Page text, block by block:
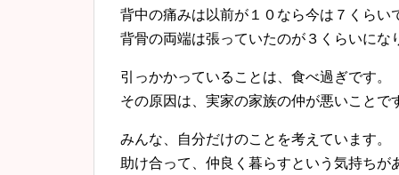
背中の痛みは以前が１０なら今は７くらい
背骨の両端は張っていたのが３くらいにな
引っかかっていることは、食べ過ぎです。
その原因は、実家の家族の仲が悪いことで
みんな、自分だけのことを考えています。
助け合って、仲良く暮らすという気持ちが